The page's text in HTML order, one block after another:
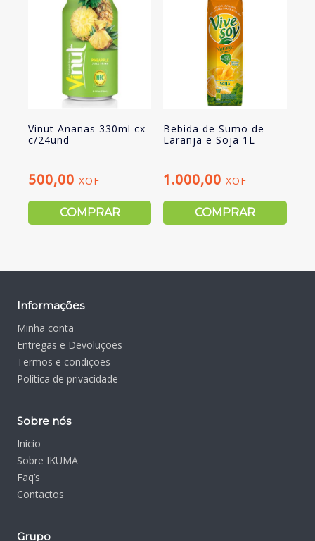
Vinut Ananas 330ml cx
c/24und
500,00 XOF
COMPRAR
Bebida de Sumo de
Laranja e Soja 1L
1.000,00XOF
COMPRAR
Informações
Minha conta
Entregas e Devoluções
Termos e condições
Política de privacidade
Sobre nós
Início
Sobre IKUMA
Faq’s
Contactos
Grupo